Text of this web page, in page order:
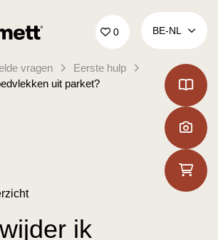
0 BE‑NL
vragen
Eerste hulp
uit parket?
ik